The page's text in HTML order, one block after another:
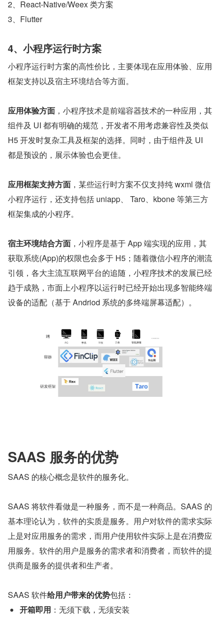
2、React-Native/Weex 类方案
3、Flutter
4、小程序运行时方案
小程序运行时方案的高性价比，主要体现在应用体验、应用
框架支持以及宿主环境结合等方面。
应用体验方面 ，小程序技术是前端容器技术的一种应用，其
组件及 UI 都有明确的规范，开发者不用考虑兼容性及类似
H5 开发时复杂工具及框架的选择。同时，由于组件及 UI
都是预设的，展示体验也会更佳。
应用框架支持方面 ，某些运行时方案不仅支持纯 wxml 微信
小程序运行，还支持包括 uniapp、 Taro、kbone 等第三方
框架集成的小程序。
宿主环境结合方面 ，小程序是基于 App 端实现的应用，其
获取系统(App)的权限也会多于 H5；随着微信小程序的潮流
引领，各大主流互联网平台的追随，小程序技术的发展已经
趋于成熟，市面上小程序以运行时已经开始出现多智能终端
设备的适配（基于 Andriod 系统的多终端屏幕适配）。
SAAS 服务的优势
SAAS 的核心概念是软件的服务化。
SAAS 将软件看做是一种服务，而不是一种商品。SAAS 的
基本理论认为，软件的实质是服务。用户对软件的需求实际
上是对应用服务的需求，而用户使用软件实际上是在消费应
用服务。软件的用户是服务的需求者和消费者，而软件的提
供商是服务的提供者和生产者。
SAAS 软件给用户带来的优势包括：
开箱即用 ：无须下载，无须安装